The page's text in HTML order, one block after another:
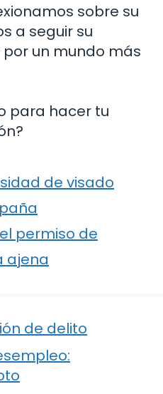
sobre su
a seguir su
un mundo más
para hacer tu
de visado
permiso de
ajena
de delito